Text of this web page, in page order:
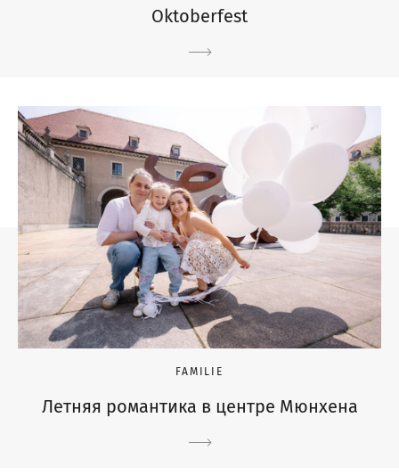
Oktoberfest
FAMILIE
Летняя романтика в центре Мюнхена